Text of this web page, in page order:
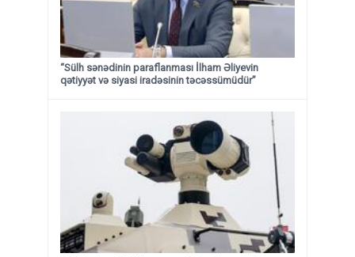
“Sülh sənədinin paraflanması İlham Əliyevin
qətiyyət və siyasi iradəsinin təcəssümüdür”